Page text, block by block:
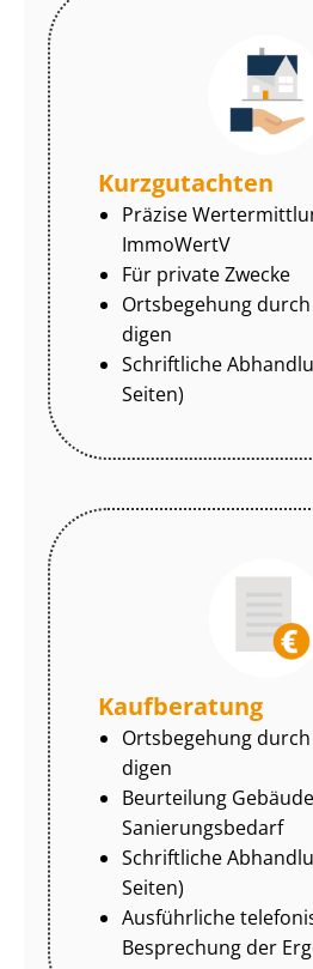
Kurzgutachten
Präzise
ImmoWertV
Für private Zwecke
Ortsbegehung
di­gen
Schriftliche
Seiten)
Kaufberatung
Ortsbegehung
di­gen
Beurteilung
Sa­nie­rungs­be­darf
Schriftliche
Seiten)
Ausführliche
Besprechung der